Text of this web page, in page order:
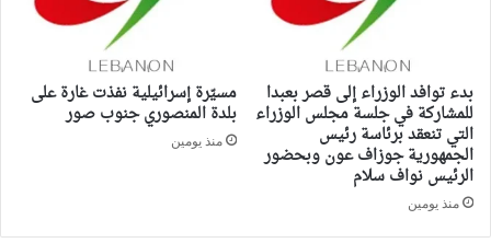
بدء توافد الوزراء إلى قصر بعبدا
للمشاركة في جلسة مجلس الوزراء
التي تنعقد برئاسة رئيس
الجمهورية جوزاف عون وبحضور
الرئيس نواف سلام
منذ يومين
مسيّرة إسرائيلية نفذت غارة على
بلدة المنصوري جنوب صور
منذ يومين